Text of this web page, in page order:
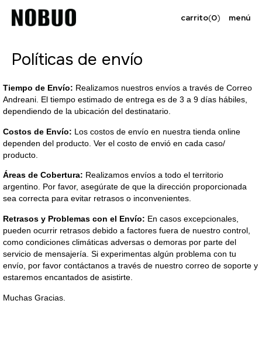
menú
carrito(0)
Políticas de envío
Tiempo de Envío: Realizamos nuestros envíos a través de Correo
Andreani. El tiempo estimado de entrega es de 3 a 9 días hábiles,
dependiendo de la ubicación del destinatario.
Costos de Envío: Los costos de envío en nuestra tienda online
dependen del producto. Ver el costo de envió en cada caso/
producto.
Áreas de Cobertura: Realizamos envíos a todo el territorio
argentino. Por favor, asegúrate de que la dirección proporcionada
sea correcta para evitar retrasos o inconvenientes.
Retrasos y Problemas con el Envío: En casos excepcionales,
pueden ocurrir retrasos debido a factores fuera de nuestro control,
como condiciones climáticas adversas o demoras por parte del
servicio de mensajería. Si experimentas algún problema con tu
envío, por favor contáctanos a través de nuestro correo de soporte y
estaremos encantados de asistirte.
Muchas Gracias.